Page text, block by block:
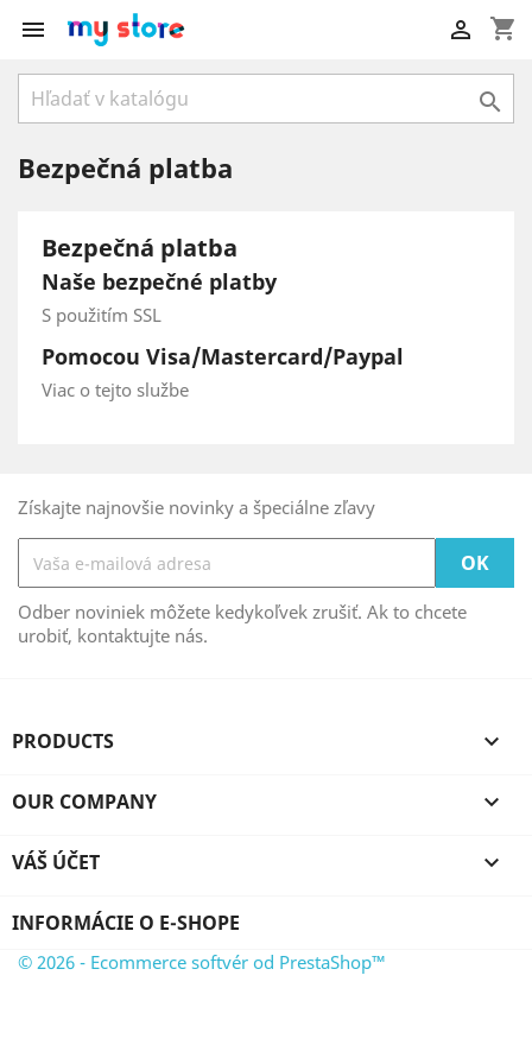
 shopping_cart


Bezpečná platba
Bezpečná platba
Naše bezpečné platby
S použitím SSL
Pomocou Visa/Mastercard/Paypal
Viac o tejto službe
Získajte najnovšie novinky a špeciálne zľavy
Odber noviniek môžete kedykoľvek zrušiť. Ak to chcete
urobiť, kontaktujte nás.
PRODUCTS 
OUR COMPANY 
VÁŠ ÚČET 
INFORMÁCIE O E-SHOPE
© 2026 - Ecommerce softvér od PrestaShop™